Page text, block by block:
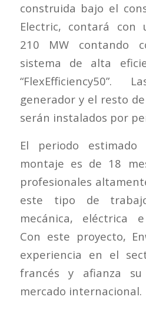
construida bajo el
Electric, contará con
210 MW contando
sistema de alta
generador y el resto
serán instalados por
El periodo
montaje es de 18
profesionales
este tipo de
mecánica, eléctrica
Con este proyecto,
experiencia en el
francés y afianza
mercado internacional.